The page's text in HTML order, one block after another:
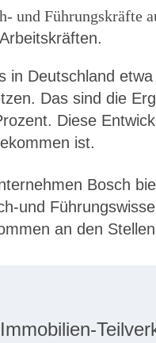
und Führungskräfte
in Deutschland
Das sind die
Diese
ist.
Bosch
und
an den